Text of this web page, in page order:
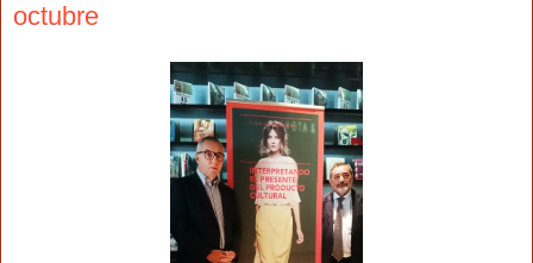
octubre